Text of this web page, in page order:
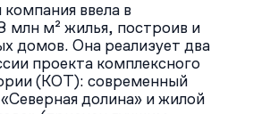
ввела в
млн м² жилья, построив и
домов. Она реализует два
проекта комплексного
(КОТ): современный
долина» и жилой